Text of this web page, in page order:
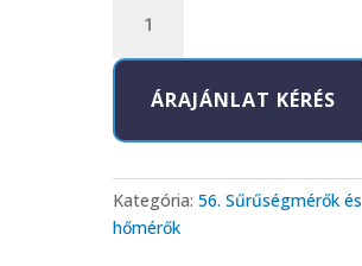
Belsőskálás
hőmérő*
mennyiség
ÁRAJÁNLAT KÉRÉS
Kategória: 56. Sűrűségmérők és
hőmérők